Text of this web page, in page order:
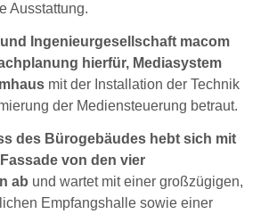
Ausstattung.
Ingenieurgesellschaft macom
hierfür, Mediasystem
mit der Installation der Technik
der Mediensteuerung betraut.
des Bürogebäudes hebt sich mit
von den vier
ab und wartet mit einer großzügigen,
Empfangshalle sowie einer